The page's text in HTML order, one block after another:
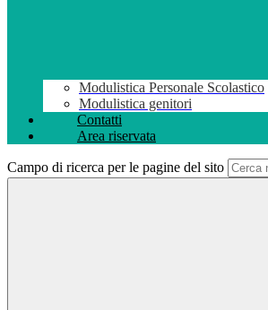
Modulistica Personale Scolastico
Modulistica genitori
Contatti
Area riservata
Campo di ricerca per le pagine del sito